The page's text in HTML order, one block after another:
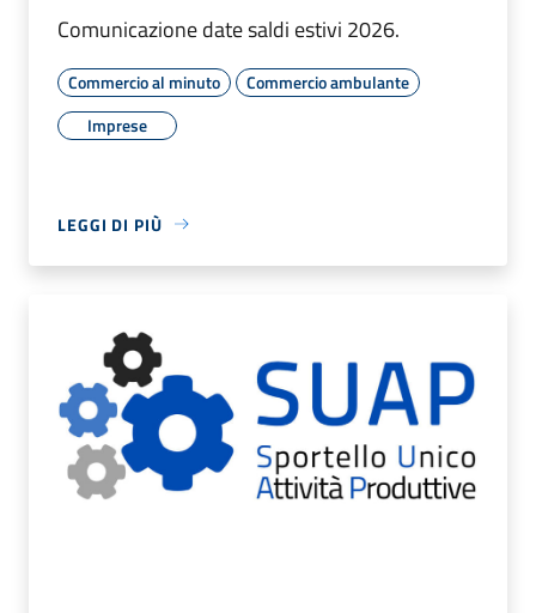
Comunicazione date saldi estivi 2026.
Commercio al minuto
Commercio ambulante
Imprese
LEGGI DI PIÙ